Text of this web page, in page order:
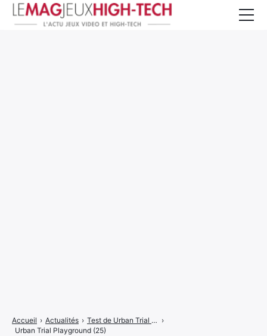
Accueil › Actualités › Test de Urban Trial Playground : il faut sauver wheelie sur Switch ›
Urban Trial Playground (25)